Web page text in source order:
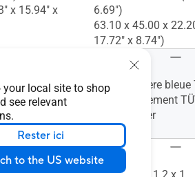
your local site to shop
see relevant
Rester ici
to the US website
x 15.94" x
6.69")
63.10 x 45.00 x
17.72" x 8.74")
Faible lumière bleue
Anti-scintillement
EPEAT Silver
Energy Star